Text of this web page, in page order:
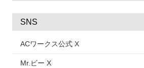
SNS
ACワークス公式 X
Mr.ビー X